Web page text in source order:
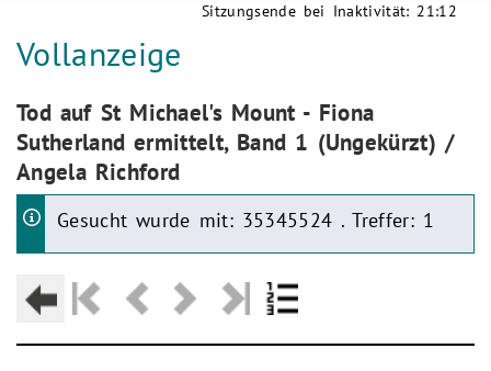
Sitzungsende bei Inaktivität: 21:12
Aktuelle Seite:
Vollanzeige
Aktuelle Seite:
Tod auf St Michael's Mount - Fiona
Sutherland ermittelt, Band 1 (Ungekürzt) /
Angela Richford
Gesucht wurde mit: 35345524 . Treffer: 1